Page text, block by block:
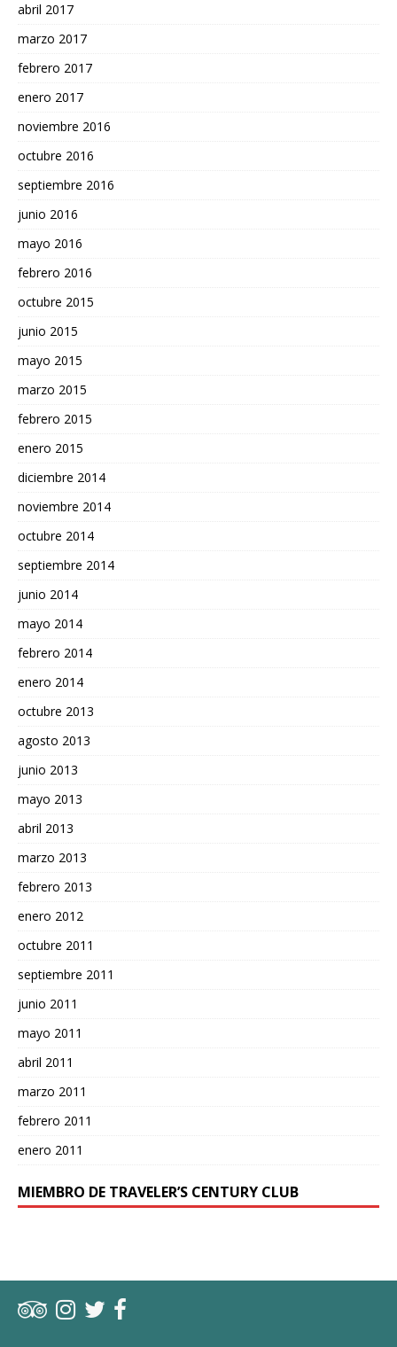
abril 2017
marzo 2017
febrero 2017
enero 2017
noviembre 2016
octubre 2016
septiembre 2016
junio 2016
mayo 2016
febrero 2016
octubre 2015
junio 2015
mayo 2015
marzo 2015
febrero 2015
enero 2015
diciembre 2014
noviembre 2014
octubre 2014
septiembre 2014
junio 2014
mayo 2014
febrero 2014
enero 2014
octubre 2013
agosto 2013
junio 2013
mayo 2013
abril 2013
marzo 2013
febrero 2013
enero 2012
octubre 2011
septiembre 2011
junio 2011
mayo 2011
abril 2011
marzo 2011
febrero 2011
enero 2011
MIEMBRO DE TRAVELER’S CENTURY CLUB